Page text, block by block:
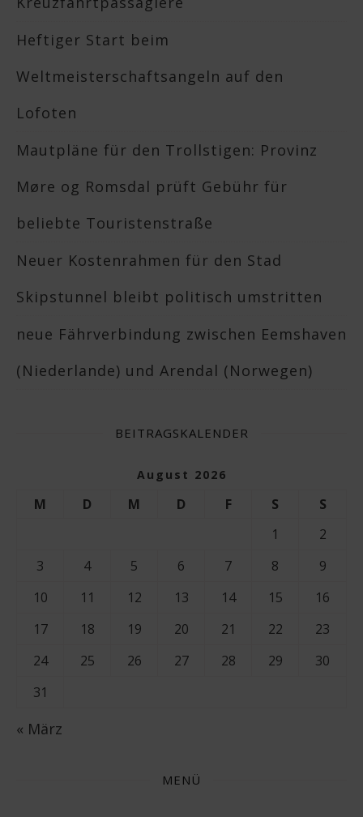
Heftiger Start beim
Weltmeisterschaftsangeln auf den
Lofoten
Mautpläne für den Trollstigen: Provinz
Møre og Romsdal prüft Gebühr für
beliebte Touristenstraße
Neuer Kostenrahmen für den Stad
Skipstunnel bleibt politisch umstritten
neue Fährverbindung zwischen Eemshaven
(Niederlande) und Arendal (Norwegen)
BEITRAGSKALENDER
August 2026
M D M D F S
S
1
2
3
4 5 6 7 8
9
10
11 12 13 14 15
16
17
18 19 20 21 22
23
24
25 26 27 28 29
30
31
« März
MENÜ